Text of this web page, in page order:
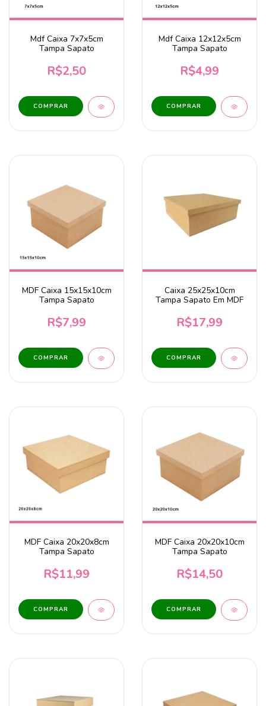
Mdf Caixa 7x7x5cm
Tampa Sapato
R$2,50
Mdf Caixa 12x12x5cm
Tampa Sapato
R$4,99
MDF Caixa 15x15x10cm
Tampa Sapato
R$7,99
Caixa 25x25x10cm
Tampa Sapato Em MDF
R$17,99
MDF Caixa 20x20x8cm
Tampa Sapato
R$11,99
MDF Caixa 20x20x10cm
Tampa Sapato
R$14,50